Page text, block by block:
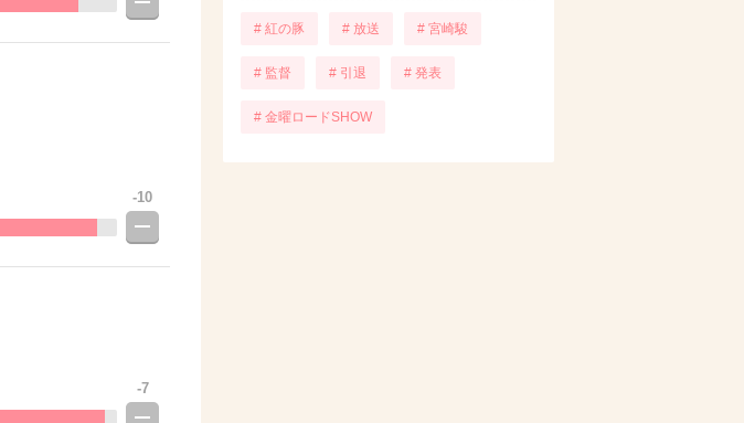
-10
-7
# 紅の豚 # 放送 # 宮崎駿
# 監督 # 引退 # 発表
# 金曜ロードSHOW